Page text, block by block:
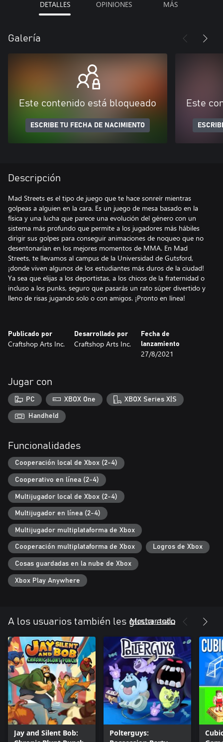
DETALLES OPINIONES MÁS
Galería
Este contenido está bloqueado
ESCRIBE TU FECHA DE NACIMIENTO
Este
Descripción
Mad Streets es el tipo de juego que te hace sonreír mientras
golpeas a alguien en la cara. Es un juego de mesa basado en la
física y una lucha que parece una evolución del género con un
sistema más profundo que permite a los jugadores más hábiles
dirigir sus golpes para conseguir animaciones de noqueo que no
desentonarían en los mejores momentos de MMA. En Mad
Streets, te llevamos al campus de la Universidad de Gutsford,
¡donde viven algunos de los estudiantes más duros de la ciudad!
Ya sea que elijas a los deportistas, a los chicos de la fraternidad o
incluso a los punks, seguro que pasarás un rato súper divertido y
lleno de risas jugando solo o con amigos. ¡Pronto en línea!
Publicado por
Craftshop Arts Inc.
Desarrollado por
Craftshop Arts Inc.
Fecha de
lanzamiento
27/8/2021
Jugar con
PC XBOX One XBOX Series X|S
Handheld
Funcionalidades
Cooperación local de Xbox (2-4)
Cooperativo en línea (2-4)
Multijugador local de Xbox (2-4)
Multijugador en línea (2-4)
Multijugador multiplataforma de Xbox
Cooperación multiplataforma de Xbox Logros de Xbox
Cosas guardadas en la nube de Xbox
Xbox Play Anywhere
A los usuarios también les gusta esto
Mostrar todo
Jay and Silent Bob:
Polterguys: